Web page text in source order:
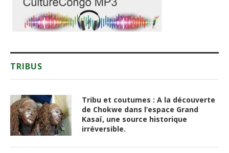
TRIBUS
Tribu et coutumes : A la découverte
de Chokwe dans l’espace Grand
Kasaï, une source historique
irréversible.